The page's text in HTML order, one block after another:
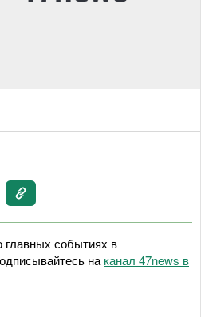
событиях в
на канал 47news в